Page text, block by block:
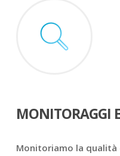
MONITORAGGI
Monitoriamo la qualità